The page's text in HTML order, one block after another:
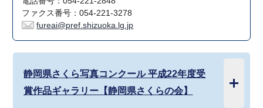
ファクス番号：054-221-3278
fureai@pref.shizuoka.lg.jp
静岡県さくら写真コンクール 平成22年度受
賞作品ギャラリー【静岡県さくらの会】